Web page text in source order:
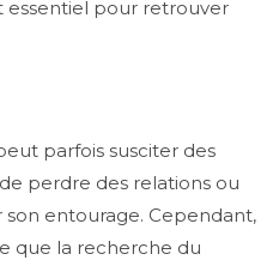
essentiel pour retrouver
parfois susciter des
perdre des relations ou
entourage. Cependant,
que la recherche du